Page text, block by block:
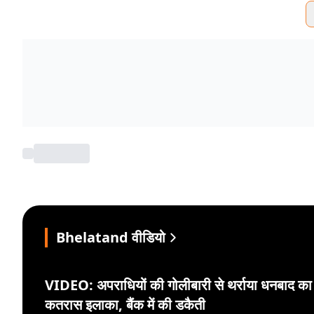
Bhelatand वीडियो
VIDEO: अपराधियों की गोलीबारी से थर्राया धनबाद का
कतरास इलाका, बैंक में की डकैती